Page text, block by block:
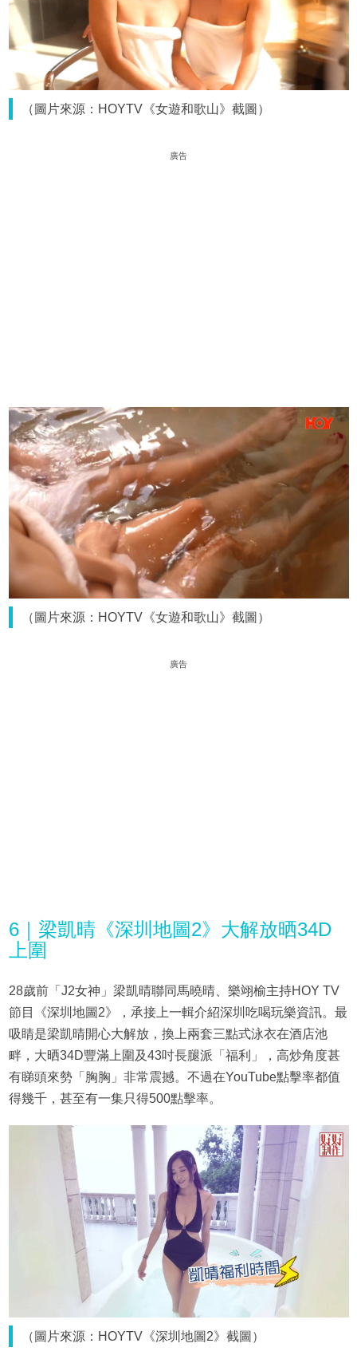
（圖片來源：HOYTV《女遊和歌山》截圖）
廣告
（圖片來源：HOYTV《女遊和歌山》截圖）
廣告
6｜梁凱晴《深圳地圖2》大解放晒34D
上圍
28歲前「J2女神」梁凱晴聯同馬曉晴、樂翊榆主持HOY TV
節目《深圳地圖2》，承接上一輯介紹深圳吃喝玩樂資訊。最
吸睛是梁凱晴開心大解放，換上兩套三點式泳衣在酒店池
畔，大晒34D豐滿上圍及43吋長腿派「福利」，高炒角度甚
有睇頭來勢「胸胸」非常震撼。不過在YouTube點擊率都值
得幾千，甚至有一集只得500點擊率。
（圖片來源：HOYTV《深圳地圖2》截圖）